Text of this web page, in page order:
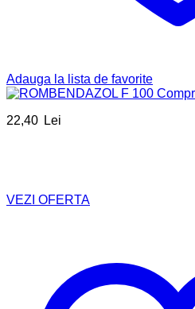
Adauga la lista de favorite
22,40 Lei
VEZI OFERTA